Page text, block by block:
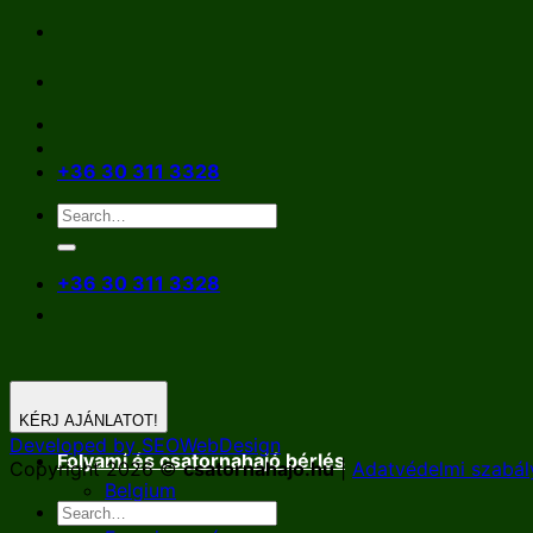
Skip
content
+36 30 311 3328
+36 30 311 3328
Folyami és csatornahajó bérlés
Belgium
Németország
KÉRJ AJÁNLATOT!
Developed by SEOWebDesign
Copyright 2026 ©csatornahajo.hu| Adatvédelmi